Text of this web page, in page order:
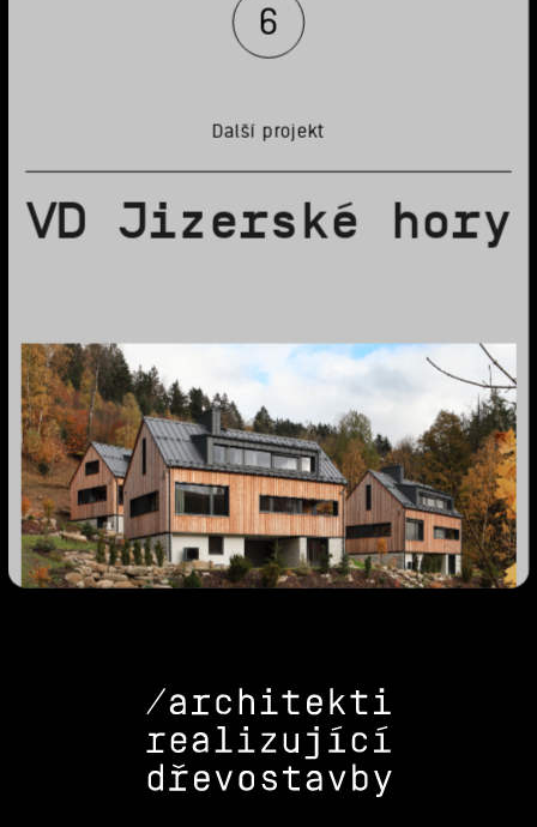
6
Další projekt
VD Jizerské hory